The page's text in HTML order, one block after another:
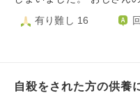
そうで。 主人からは「こ
暮らし、幸せな土地に昇
で、精神状態がかなりき
つお金をかけたくない等
ら父親)•母(おじさんから
有り難し 16
自殺をされた方の供養